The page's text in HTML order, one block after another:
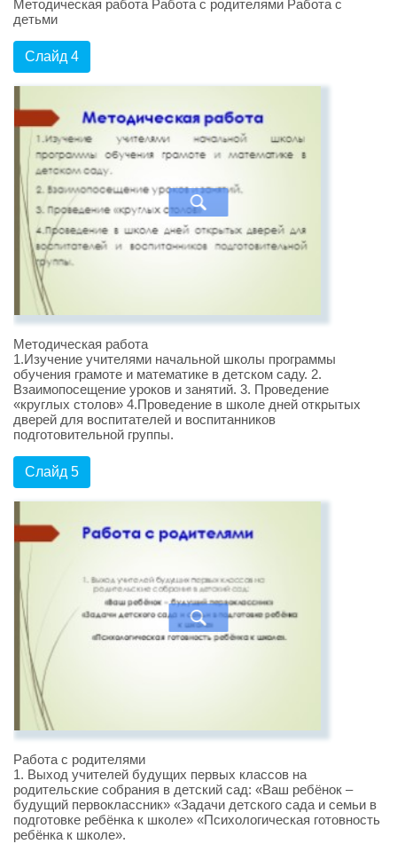
Методическая работа Работа с родителями Работа с
детьми
Слайд 4
Методическая работа
1.Изучение учителями начальной школы программы
обучения грамоте и математике в детском саду. 2.
Взаимопосещение уроков и занятий. 3. Проведение
«круглых столов» 4.Проведение в школе дней открытых
дверей для воспитателей и воспитанников
подготовительной группы.
Слайд 5
Работа с родителями
1. Выход учителей будущих первых классов на
родительские собрания в детский сад: «Ваш ребёнок –
будущий первоклассник» «Задачи детского сада и семьи в
подготовке ребёнка к школе» «Психологическая готовность
ребёнка к школе».